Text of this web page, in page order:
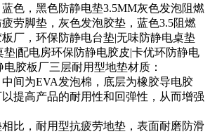
色，黑色防静电垫3.5MM灰色发泡阻燃
劳脚垫，灰色发泡胶垫，蓝色3.5阻燃
厂，环保防静电台垫|无味防静电桌垫
垫|配电房环保防静电胶皮|卡优环防静电
胶板厂三层耐用型地垫材质：
中间为EVA发泡棉，底层为橡胶导电胶
提高产品的耐用性和回弹性，从而增强
比，耐用型抗疲劳地垫，表面耐磨防滑